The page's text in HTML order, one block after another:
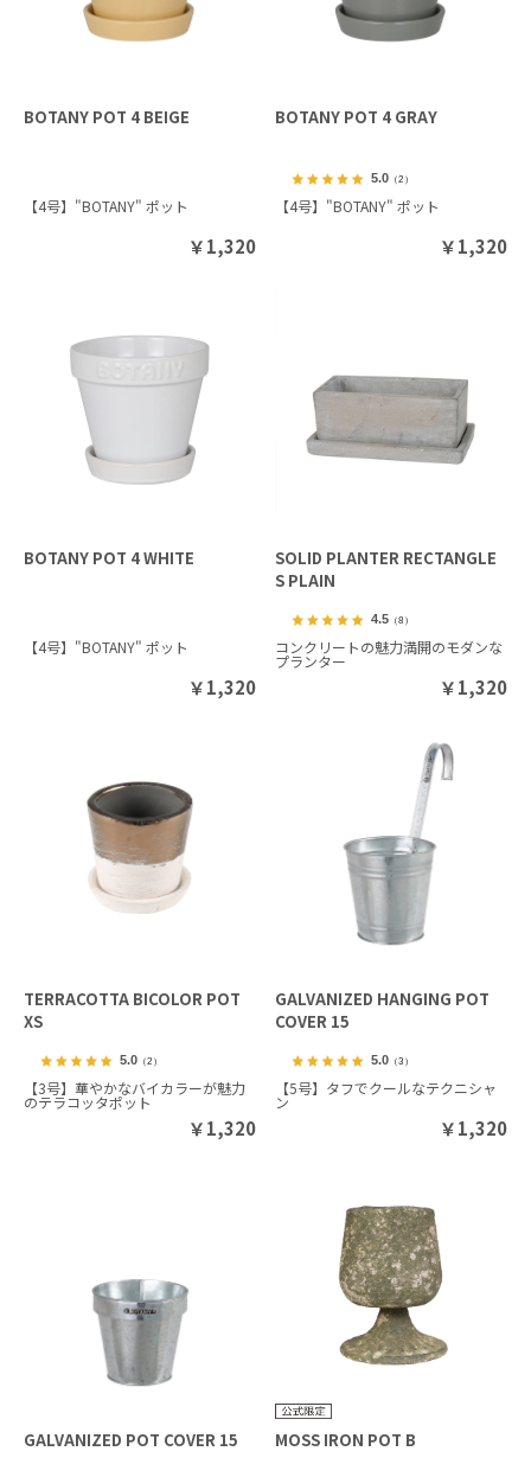
BOTANY POT 4 BEIGE
【4号】"BOTANY" ポット
￥1,320
BOTANY POT 4 GRAY
5.0 （2）
【4号】"BOTANY" ポット
￥1,320
BOTANY POT 4 WHITE
【4号】"BOTANY" ポット
￥1,320
SOLID PLANTER RECTANGLE
S PLAIN
4.5 （8）
コンクリートの魅力満開のモダンな
プランター
￥1,320
TERRACOTTA BICOLOR POT
XS
5.0（2）
【3号】華やかなバイカラーが魅力
のテラコッタポット
￥1,320
GALVANIZED HANGING POT
COVER 15
5.0 （3）
【5号】タフでクールなテクニシャ
ン
￥1,320
GALVANIZED POT COVER 15 MOSS IRON POT B